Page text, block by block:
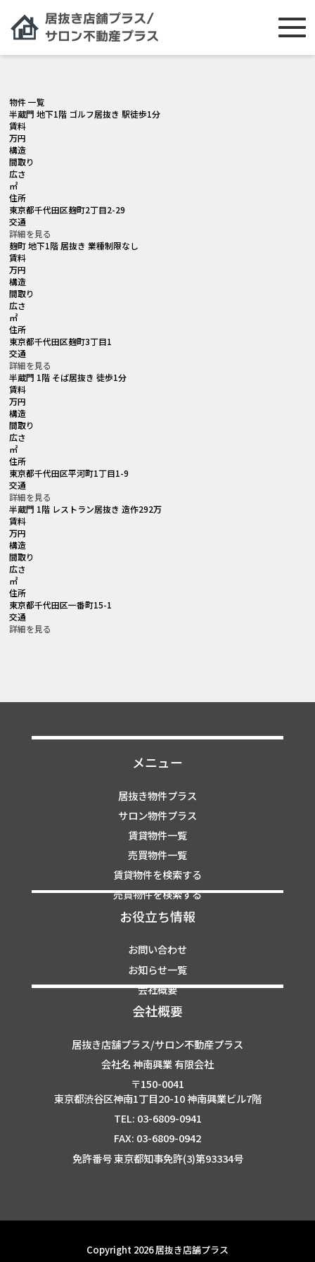
物件 一覧
半蔵門 地下1階 ゴルフ居抜き 駅徒歩1分
賃料
万円
構造
間取り
広さ
㎡
住所
東京都千代田区麹町2丁目2-29
交通
詳細を見る
麹町 地下1階 居抜き 業種制限なし
賃料
万円
構造
間取り
広さ
㎡
住所
東京都千代田区麹町3丁目1
交通
詳細を見る
半蔵門 1階 そば居抜き 徒歩1分
賃料
万円
構造
間取り
広さ
㎡
住所
東京都千代田区平河町1丁目1-9
交通
詳細を見る
半蔵門 1階 レストラン居抜き 造作292万
賃料
万円
構造
間取り
広さ
㎡
住所
東京都千代田区一番町15-1
交通
詳細を見る
メニュー
居抜き物件プラス
サロン物件プラス
賃貸物件一覧
売買物件一覧
賃貸物件を検索する
売買物件を検索する
お役立ち情報
お問い合わせ
お知らせ一覧
会社概要
会社概要
居抜き店舗プラス/サロン不動産プラス
会社名 神南興業 有限会社
〒150-0041
東京都渋谷区神南1丁目20-10 神南興業ビル7階
TEL: 03-6809-0941
FAX: 03-6809-0942
免許番号 東京都知事免許(3)第93334号
Copyright 2026 居抜き店舗プラス